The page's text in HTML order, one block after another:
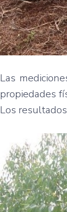
Las
propiedades
Los